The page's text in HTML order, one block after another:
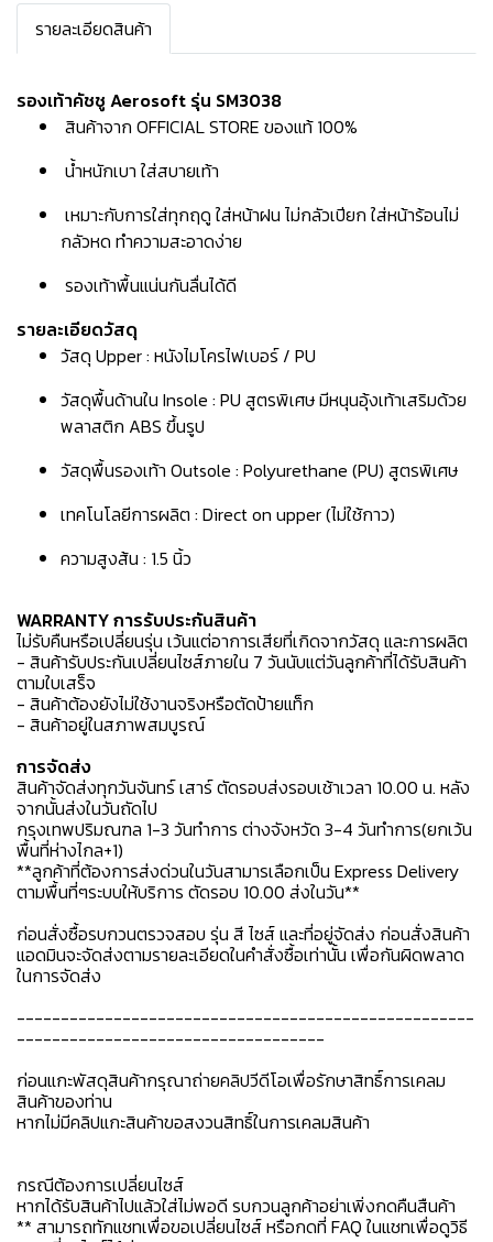
รายละเอียดสินค้า
รองเท้าคัชชู Aerosoft รุ่น SM3038
สินค้าจาก OFFICIAL STORE ของแท้ 100%
น้ำหนักเบา ใส่สบายเท้า
เหมาะกับการใส่ทุกฤดู ใส่หน้าฝน ไม่กลัวเปียก ใส่หน้าร้อนไม่
กลัวหด ทำความสะอาดง่าย
รองเท้าพื้นแน่นกันลื่นได้ดี
รายละเอียดวัสดุ
วัสดุ Upper : หนังไมโครไฟเบอร์ / PU
วัสดุพื้นด้านใน Insole : PU สูตรพิเศษ มีหนุนอุ้งเท้าเสริมด้วย
พลาสติก ABS ขึ้นรูป
วัสดุพื้นรองเท้า Outsole : Polyurethane (PU) สูตรพิเศษ
เทคโนโลยีการผลิต : Direct on upper (ไม่ใช้กาว)
ความสูงส้น : 1.5 นิ้ว
WARRANTY การรับประกันสินค้า
ไม่รับคืนหรือเปลี่ยนรุ่น เว้นแต่อาการเสียที่เกิดจากวัสดุ และการผลิต
- สินค้ารับประกันเปลี่ยนไซส์ภายใน 7 วันนับแต่วันลูกค้าที่ได้รับสินค้า
ตามใบเสร็จ
- สินค้าต้องยังไม่ใช้งานจริงหรือตัดป้ายแท็ก
- สินค้าอยู่ในสภาพสมบูรณ์
การจัดส่ง
สินค้าจัดส่งทุกวันจันทร์ เสาร์ ตัดรอบส่งรอบเช้าเวลา 10.00 น. หลัง
จากนั้นส่งในวันถัดไป
กรุงเทพปริมณฑล 1-3 วันทำการ ต่างจังหวัด 3-4 วันทำการ(ยกเว้น
พื้นที่ห่างไกล+1)
**ลูกค้าที่ต้องการส่งด่วนในวันสามารเลือกเป็น Express Delivery
ตามพื้นที่ๆระบบให้บริการ ตัดรอบ 10.00 ส่งในวัน**
ก่อนสั่งซื้อรบกวนตรวจสอบ รุ่น สี ไซส์ และที่อยู่จัดส่ง ก่อนสั่งสินค้า
แอดมินจะจัดส่งตามรายละเอียดในคำสั่งซื้อเท่านั้น เพื่อกันผิดพลาด
ในการจัดส่ง
----------------------------------------------------
-----------------------------------
ก่อนแกะพัสดุสินค้ากรุณาถ่ายคลิปวีดีโอเพื่อรักษาสิทธิ์การเคลม
สินค้าของท่าน
หากไม่มีคลิปแกะสินค้าขอสงวนสิทธิ์ในการเคลมสินค้า
กรณีต้องการเปลี่ยนไซส์
หากได้รับสินค้าไปแล้วใส่ไม่พอดี รบกวนลูกค้าอย่าเพิ่งกดคืนสืนค้า
** สามารถทักแชทเพื่อขอเปลี่ยนไซส์ หรือกดที่ FAQ ในแชทเพื่อดูวิธี